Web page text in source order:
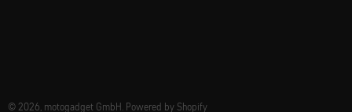
© 2026, motogadget GmbH. Powered by Shopify